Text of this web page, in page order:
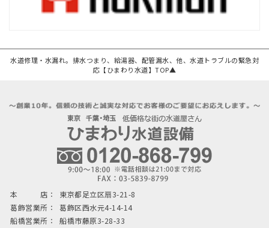
水道修理・水漏れ。排水つまり、給湯器、配管漏水、他、水道トラブルの緊急対
応【ひまわり水道】TOP▲
本 店：
東京都足立区扇3-21-8
葛飾営業所：
葛飾区西水元4-14-14
船橋営業所：
船橋市藤原3-28-33